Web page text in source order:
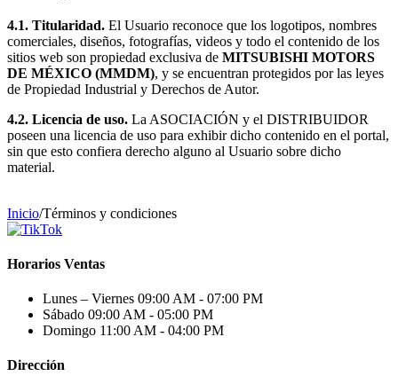
4.1. Titularidad. El Usuario reconoce que los logotipos, nombres
comerciales, diseños, fotografías, videos y todo el contenido de los
sitios web son propiedad exclusiva de MITSUBISHI MOTORS
DE MÉXICO (MMDM), y se encuentran protegidos por las leyes
de Propiedad Industrial y Derechos de Autor.
4.2. Licencia de uso. La ASOCIACIÓN y el DISTRIBUIDOR
poseen una licencia de uso para exhibir dicho contenido en el portal,
sin que esto confiera derecho alguno al Usuario sobre dicho
material.
Inicio/Términos y condiciones
Horarios Ventas
Lunes – Viernes 09:00 AM - 07:00 PM
Sábado 09:00 AM - 05:00 PM
Domingo 11:00 AM - 04:00 PM
Dirección